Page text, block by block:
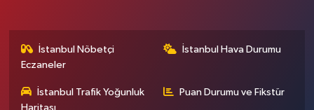
İstanbul Nöbetçi
Eczaneler
İstanbul Hava Durumu
İstanbul Trafik Yoğunluk
Haritası
Puan Durumu ve Fikstür